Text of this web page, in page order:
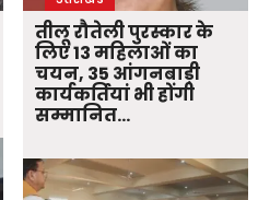
तीलू रौतेली पुरस्कार के
लिए 13 महिलाओं का
चयन, 35 आंगनबाड़ी
कार्यकर्तियां भी होंगी
सम्मानित…